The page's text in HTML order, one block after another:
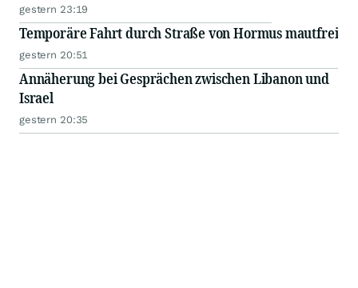
gestern 23:19
Temporäre Fahrt durch Straße von Hormus mautfrei
gestern 20:51
Annäherung bei Gesprächen zwischen Libanon und
Israel
gestern 20:35